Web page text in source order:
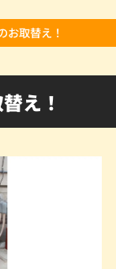
お取替え！
え！